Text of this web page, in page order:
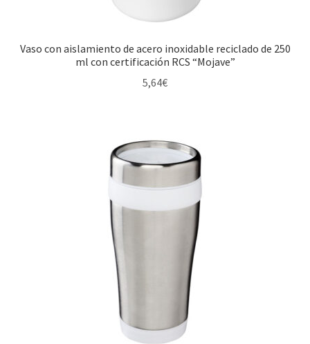
Vaso con aislamiento de acero inoxidable reciclado de 250
ml con certificación RCS “Mojave”
5,64€